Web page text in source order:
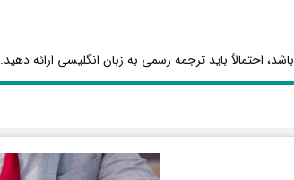
احتمالاً باید ترجمه رسمی به زبان انگلیسی ارائه دهید.